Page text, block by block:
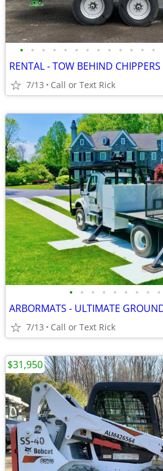
• • • • • • • • • • • • •
RENTAL - TOW BEHIND
7/13 Call or Text Rick
• • • • • • • • •
ARBORMATS - ULTIMATE
7/13 Call or Text Rick
$31,950